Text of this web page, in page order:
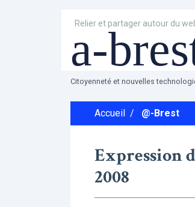
Relier et partager autour du
a-
Citoyenneté et nouvelles
Accueil / @-Brest
Expression
2008